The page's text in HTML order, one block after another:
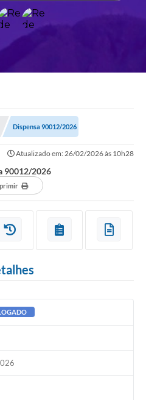
Dispensa 90012/2026
Atualizado em: 26/02/2026 às 10h28
90012/2026